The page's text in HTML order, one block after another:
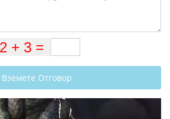
Вземете Отговор